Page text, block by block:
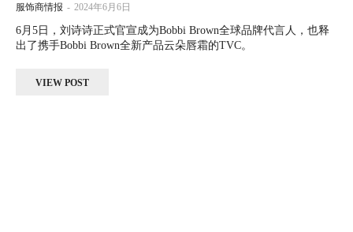
服饰商情报 - 2024年6月6日
6月5日，刘诗诗正式官宣成为Bobbi Brown全球品牌代言人，也释
出了携手Bobbi Brown全新产品云朵唇霜的TVC。
VIEW POST